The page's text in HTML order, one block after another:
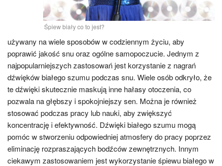
Śpiew biały co to jest?
używany na wiele sposobów w codziennym życiu, aby
poprawić jakość snu oraz ogólne samopoczucie. Jednym z
najpopularniejszych zastosowań jest korzystanie z nagrań
dźwięków białego szumu podczas snu. Wiele osób odkryło, że
te dźwięki skutecznie maskują inne hałasy otoczenia, co
pozwala na głębszy i spokojniejszy sen. Można je również
stosować podczas pracy lub nauki, aby zwiększyć
koncentrację i efektywność. Dźwięki białego szumu mogą
pomóc w stworzeniu odpowiedniej atmosfery do pracy poprzez
eliminację rozpraszających bodźców zewnętrznych. Innym
ciekawym zastosowaniem jest wykorzystanie śpiewu białego w